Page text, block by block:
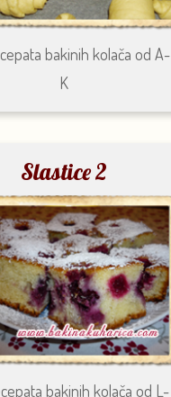
bakinih kolača od A-
K
Slastice 2
bakinih kolača od L-